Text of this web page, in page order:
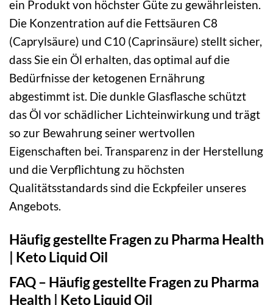
ein Produkt von höchster Güte zu gewährleisten.
Die Konzentration auf die Fettsäuren C8
(Caprylsäure) und C10 (Caprinsäure) stellt sicher,
dass Sie ein Öl erhalten, das optimal auf die
Bedürfnisse der ketogenen Ernährung
abgestimmt ist. Die dunkle Glasflasche schützt
das Öl vor schädlicher Lichteinwirkung und trägt
so zur Bewahrung seiner wertvollen
Eigenschaften bei. Transparenz in der Herstellung
und die Verpflichtung zu höchsten
Qualitätsstandards sind die Eckpfeiler unseres
Angebots.
Häufig gestellte Fragen zu Pharma Health
| Keto Liquid Oil
FAQ – Häufig gestellte Fragen zu Pharma
Health | Keto Liquid Oil